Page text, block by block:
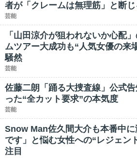
者が「クレームは無理筋」と断
芸能
「山田涼介が狙われないか心配
ムツアー大成功も“人気女優の来
騒然
芸能
佐藤二朗「踊る大捜査線」公式
った“全カット要求”の本気度
芸能
Snow Man佐久間大介も本番中
です」と悩む女性への“レジェン
注目